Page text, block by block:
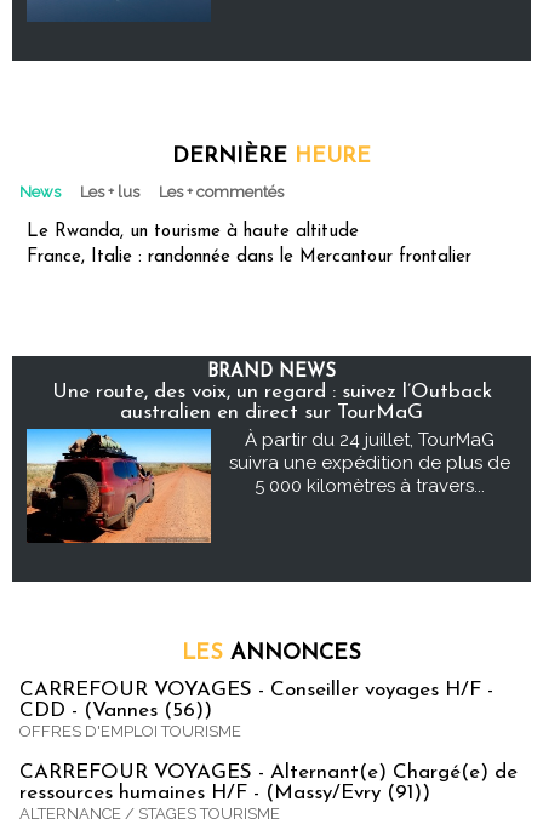
DERNIÈRE HEURE
News Les + lus Les + commentés
Le Rwanda, un tourisme à haute altitude
France, Italie : randonnée dans le Mercantour frontalier
BRAND NEWS
Une route, des voix, un regard : suivez l’Outback
australien en direct sur TourMaG
À partir du 24 juillet, TourMaG
suivra une expédition de plus de
5 000 kilomètres à travers...
LES ANNONCES
CARREFOUR VOYAGES - Conseiller voyages H/F -
CDD - (Vannes (56))
OFFRES D'EMPLOI TOURISME
CARREFOUR VOYAGES - Alternant(e) Chargé(e) de
ressources humaines H/F - (Massy/Evry (91))
ALTERNANCE / STAGES TOURISME